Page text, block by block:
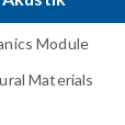
Module
Materials